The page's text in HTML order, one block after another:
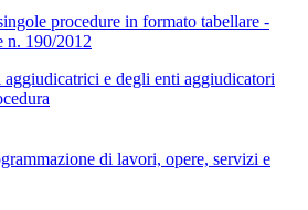
procedure in formato tabellare -
n. 190/2012
e degli enti aggiudicatori
di lavori, opere, servizi e